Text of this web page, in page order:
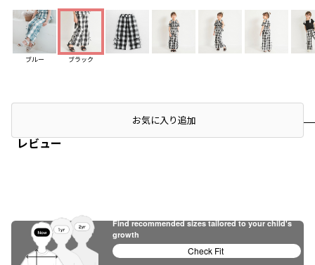
ブルー ブラック
レビュー
店頭在庫を確認するお気に入り追加
Find recommended sizes tailored to your child's
growth
Check Fit